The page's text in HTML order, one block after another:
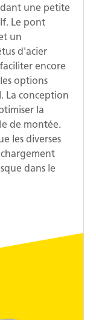
une petite
Le pont
un
d'acier
encore
options
La conception
la
de montée.
les diverses
dans le